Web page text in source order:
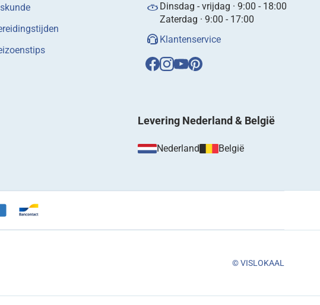
Dinsdag - vrijdag · 9:00 - 18:00
Zaterdag · 9:00 - 17:00
Klantenservice
Levering Nederland & België
Nederland België
© VISLOKAAL